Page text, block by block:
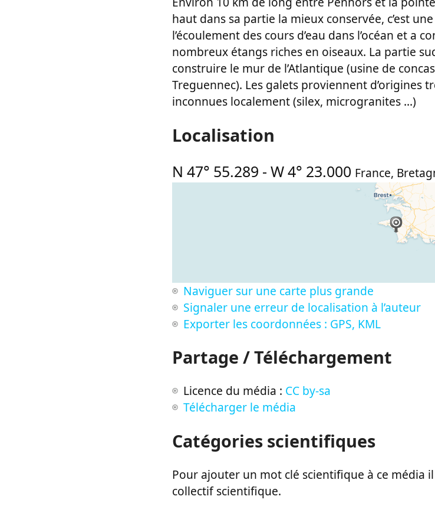
haut dans sa partie la mieux conservée, c’est
l’écoulement des cours d’eau dans l’océan et a
nombreux étangs riches en oiseaux. La partie
construire le mur de l’Atlantique (usine de
Treguennec). Les galets proviennent d’origines
inconnues localement (silex, microgranites ...)
Localisation
N 47° 55.289 - W 4° 23.000 France,
Naviguer sur une carte plus grande
Signaler une erreur de localisation à l’auteur
Exporter les coordonnées : GPS, KML
Partage / Téléchargement
Licence du média : CC by-sa
Télécharger le média
Catégories scientifiques
Pour ajouter un mot clé scientifique à ce média
collectif scientifique.